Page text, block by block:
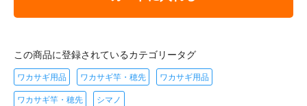
この商品に登録されているカテゴリータグ
ワカサギ用品 ワカサギ竿・穂先 ワカサギ用品
ワカサギ竿・穂先 シマノ